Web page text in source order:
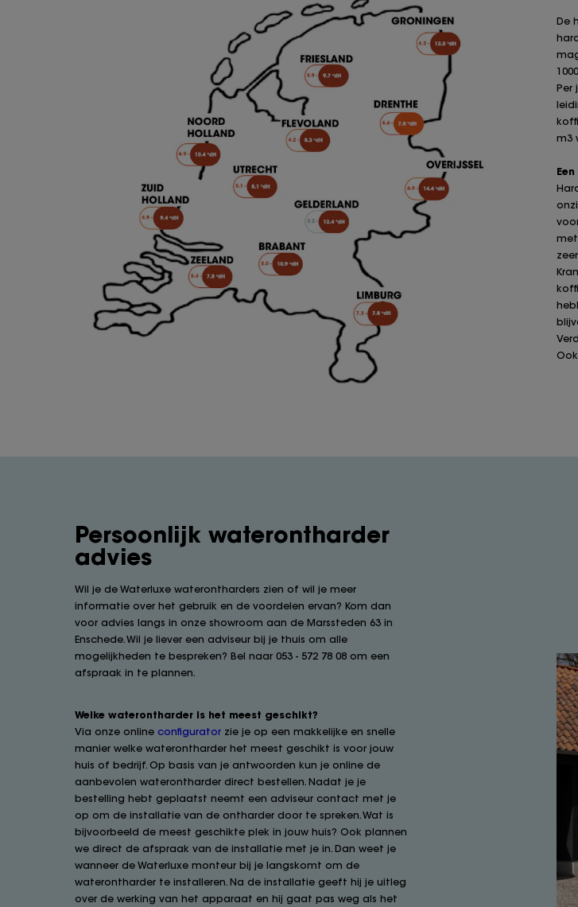
De
Per
m3
met
Persoonlijk waterontharder
advies
Wil je de Waterluxe waterontharders zien of wil je meer
informatie over het gebruik en de voordelen ervan? Kom dan
voor advies langs in onze showroom aan de Marssteden 63 in
Enschede. Wil je liever een adviseur bij je thuis om alle
mogelijkheden te bespreken? Bel naar 053 - 572 78 08 om een
afspraak in te plannen.
Welke waterontharder is het meest geschikt?
Via onze onlineconfigurator zie je op een makkelijke en snelle
manier welke waterontharder het meest geschikt is voor jouw
huis of bedrijf. Op basis van je antwoorden kun je online de
aanbevolen waterontharder direct bestellen. Nadat je je
bestelling hebt geplaatst neemt een adviseur contact met je
op om de installatie van de ontharder door te spreken. Wat is
bijvoorbeeld de meest geschikte plek in jouw huis? Ook plannen
we direct de afspraak van de installatie met je in. Dan weet je
wanneer de Waterluxe monteur bij je langskomt om de
waterontharder te installeren. Na de installatie geeft hij je uitleg
over de werking van het apparaat en hij gaat pas weg als het